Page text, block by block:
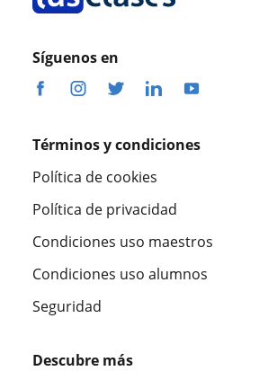
Síguenos en
Términos y condiciones
Política de cookies
Política de privacidad
Condiciones uso maestros
Condiciones uso alumnos
Seguridad
Descubre más